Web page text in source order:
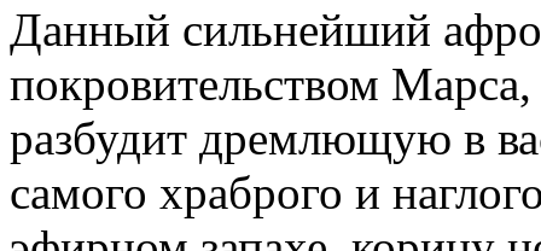
Данный сильнейший
покровительством
разбудит дремлющую в
самого храброго и